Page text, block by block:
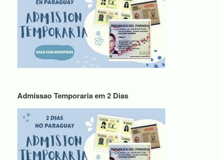
Admissao Temporaria em 2 Dias